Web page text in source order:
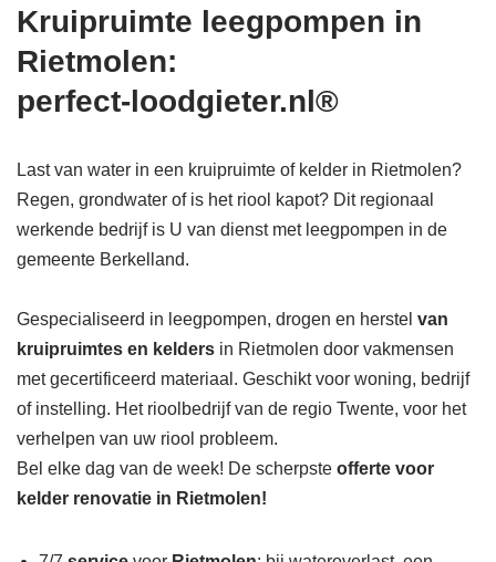
Kruipruimte leegpompen in
Rietmolen:
perfect-loodgieter.nl®
Last van water in een kruipruimte of kelder in Rietmolen?
Regen, grondwater of is het riool kapot? Dit regionaal
werkende bedrijf is U van dienst met leegpompen in de
gemeente Berkelland.
Gespecialiseerd in leegpompen, drogen en herstel van
kruipruimtes en kelders in Rietmolen door vakmensen
met gecertificeerd materiaal. Geschikt voor woning, bedrijf
of instelling. Het rioolbedrijf van de regio Twente, voor het
verhelpen van uw riool probleem.
Bel elke dag van de week! De scherpste offerte voor
kelder renovatie in Rietmolen!